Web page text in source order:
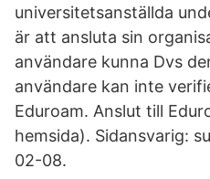
universitetsanställda
är att ansluta sin
användare kunna Dvs
användare kan inte
Eduroam. Anslut till
hemsida). Sidansvarig:
02-08.